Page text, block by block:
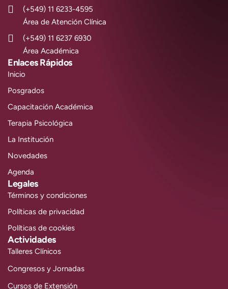
(+549) 11 6233-4595
Área de Atención Clínica
(+549) 11 6237 6930
Área Académica
Enlaces Rápidos
Inicio
Posgrados
Capacitación Académica
Terapia Psicológica
La Institución
Novedades
Agenda
Legales
Términos y condiciones
Políticas de privacidad
Políticas de cookies
Actividades
Talleres Clínicos
Congresos y Jornadas
Cursos de Extensión